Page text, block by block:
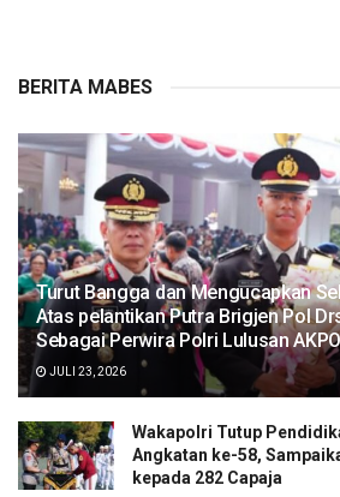
BERITA MABES
Turut Bangga dan Mengucapkan
Atas pelantikan Putra Brigjen Pol
Sebagai Perwira Polri Lulusan
JULI 23, 2026
Wakapolri Tutup
Angkatan ke-58,
kepada 282 Capaja